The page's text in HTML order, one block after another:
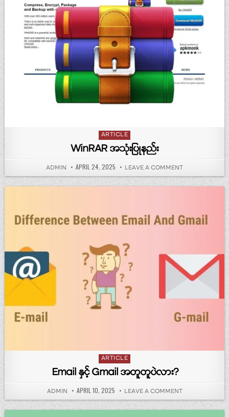
Posted in
ARTICLE
WinRAR အသုံးပြုနည်း
AUTHOR:
ADMIN PUBLISHED DATE:
APRIL 24, 2025 LEAVE A COMMENTON WINRAR အ
Posted in
ARTICLE
Email နှင့် Gmail အတူတူပဲလား?
AUTHOR:
ADMIN PUBLISHED DATE:
APRIL 10, 2025 LEAVE A COMMENTON EMAIL နှင့်